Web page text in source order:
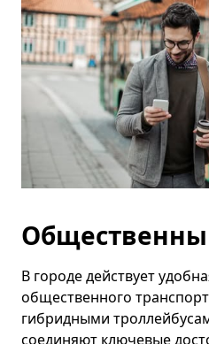
В городе действует
общественного
гибридными
соединяют ключевые